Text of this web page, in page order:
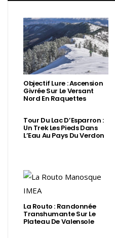
Objectif Lure : Ascension
Givrée Sur Le Versant
Nord En Raquettes
Tour Du Lac D’Esparron :
Un Trek Les Pieds Dans
L’Eau Au Pays Du Verdon
La Routo : Randonnée
Transhumante Sur Le
Plateau De Valensole